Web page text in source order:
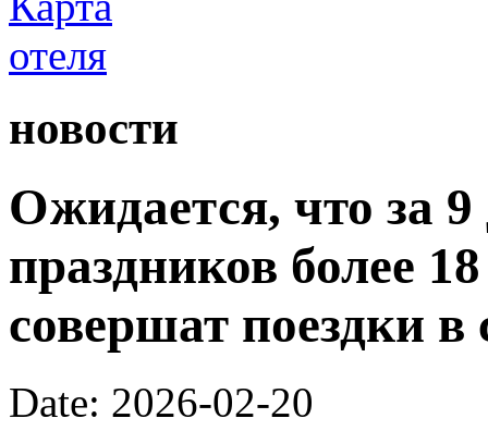
новости
Ожидается, что за 9
праздников более
совершат поездки
Date: 2026-02-20